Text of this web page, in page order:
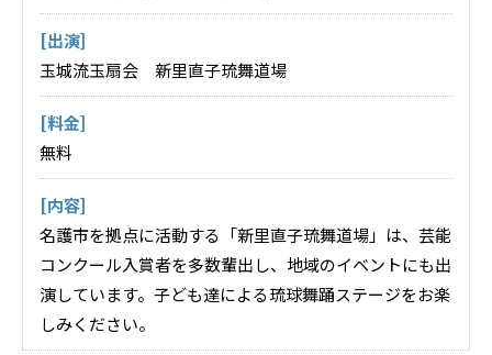
[出演]
玉城流玉扇会 新里直子琉舞道場
[料金]
無料
[内容]
名護市を拠点に活動する「新里直子琉舞道場」は、芸能
コンクール入賞者を多数輩出し、地域のイベントにも出
演しています。子ども達による琉球舞踊ステージをお楽
しみください。